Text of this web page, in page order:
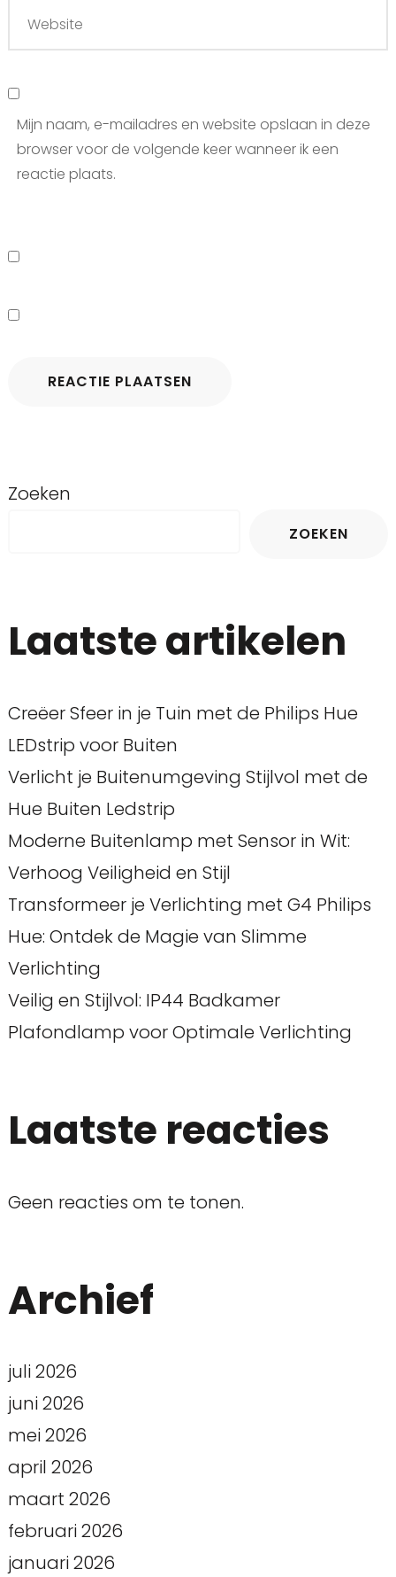
Mijn naam, e-mailadres en website opslaan in deze
browser voor de volgende keer wanneer ik een
reactie plaats.
Zoeken
ZOEKEN
Laatste artikelen
Creëer Sfeer in je Tuin met de Philips Hue
LEDstrip voor Buiten
Verlicht je Buitenumgeving Stijlvol met de
Hue Buiten Ledstrip
Moderne Buitenlamp met Sensor in Wit:
Verhoog Veiligheid en Stijl
Transformeer je Verlichting met G4 Philips
Hue: Ontdek de Magie van Slimme
Verlichting
Veilig en Stijlvol: IP44 Badkamer
Plafondlamp voor Optimale Verlichting
Laatste reacties
Geen reacties om te tonen.
Archief
juli 2026
juni 2026
mei 2026
april 2026
maart 2026
februari 2026
januari 2026